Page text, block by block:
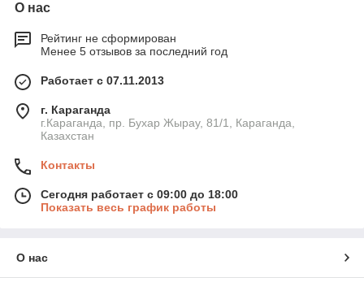
О нас
Рейтинг не сформирован
Менее 5 отзывов за последний год
Работает с 07.11.2013
г. Караганда
г.Караганда, пр. Бухар Жырау, 81/1, Караганда,
Казахстан
Контакты
Сегодня работает с 09:00 до 18:00
Показать весь график работы
О нас